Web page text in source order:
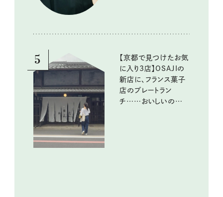
5
【京都で見つけたお気
に入り3店】OSAJIの
新店に、フランス菓子
店のプレートラン
チ……おいしいのんび